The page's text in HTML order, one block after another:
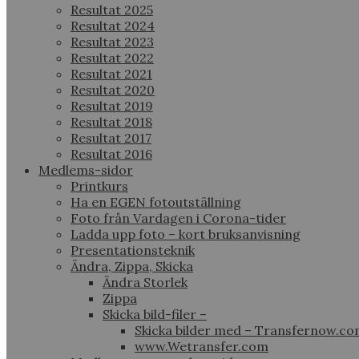
Resultat 2025
Resultat 2024
Resultat 2023
Resultat 2022
Resultat 2021
Resultat 2020
Resultat 2019
Resultat 2018
Resultat 2017
Resultat 2016
Medlems-sidor
Printkurs
Ha en EGEN fotoutställning
Foto från Vardagen i Corona-tider
Ladda upp foto – kort bruksanvisning
Presentationsteknik
Ändra, Zippa, Skicka
Ändra Storlek
Zippa
Skicka bild-filer –
Skicka bilder med –
www.Wetransfer.com